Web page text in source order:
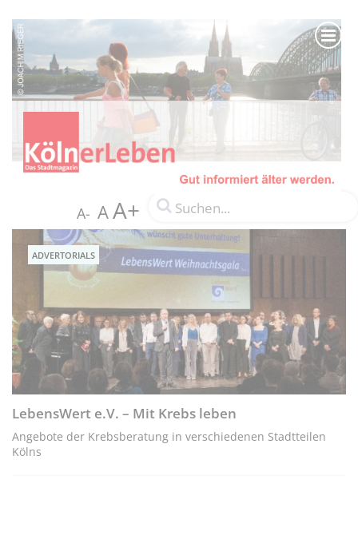
A- AA+
ADVERTORIALS
LebensWert e.V. – Mit Krebs leben
Angebote der Krebsberatung in verschiedenen Stadtteilen
Kölns